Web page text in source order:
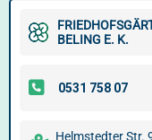
BELING E. K.
Helmstedter Str.